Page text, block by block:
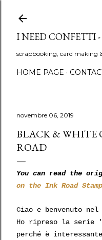
I NEED CONFETTI
scrapbooking, card making
HOME PAGE
novembre 06, 2019
BLACK & WHITE
ROAD
You can read the
on the Ink Road
Ciao e benvenuto
Ho ripreso la serie
perché è